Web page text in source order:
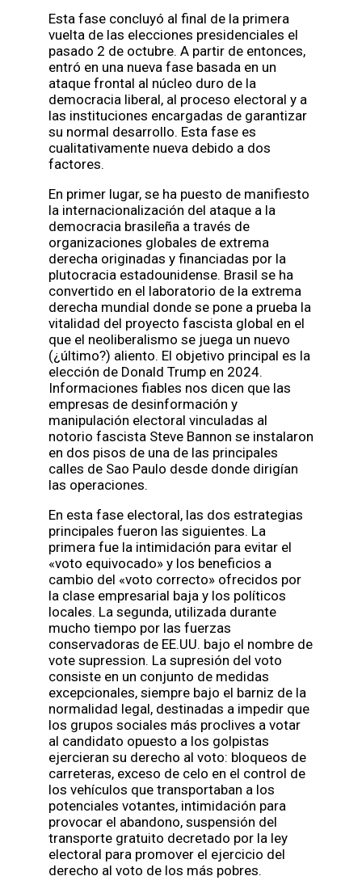
Esta fase concluyó al final de la primera
vuelta de las elecciones presidenciales el
pasado 2 de octubre. A partir de entonces,
entró en una nueva fase basada en un
ataque frontal al núcleo duro de la
democracia liberal, al proceso electoral y a
las instituciones encargadas de garantizar
su normal desarrollo. Esta fase es
cualitativamente nueva debido a dos
factores.
En primer lugar, se ha puesto de manifiesto
la internacionalización del ataque a la
democracia brasileña a través de
organizaciones globales de extrema
derecha originadas y financiadas por la
plutocracia estadounidense. Brasil se ha
convertido en el laboratorio de la extrema
derecha mundial donde se pone a prueba la
vitalidad del proyecto fascista global en el
que el neoliberalismo se juega un nuevo
(¿último?) aliento. El objetivo principal es la
elección de Donald Trump en 2024.
Informaciones fiables nos dicen que las
empresas de desinformación y
manipulación electoral vinculadas al
notorio fascista Steve Bannon se instalaron
en dos pisos de una de las principales
calles de Sao Paulo desde donde dirigían
las operaciones.
En esta fase electoral, las dos estrategias
principales fueron las siguientes. La
primera fue la intimidación para evitar el
«voto equivocado» y los beneficios a
cambio del «voto correcto» ofrecidos por
la clase empresarial baja y los políticos
locales. La segunda, utilizada durante
mucho tiempo por las fuerzas
conservadoras de EE.UU. bajo el nombre de
vote supression. La supresión del voto
consiste en un conjunto de medidas
excepcionales, siempre bajo el barniz de la
normalidad legal, destinadas a impedir que
los grupos sociales más proclives a votar
al candidato opuesto a los golpistas
ejercieran su derecho al voto: bloqueos de
carreteras, exceso de celo en el control de
los vehículos que transportaban a los
potenciales votantes, intimidación para
provocar el abandono, suspensión del
transporte gratuito decretado por la ley
electoral para promover el ejercicio del
derecho al voto de los más pobres.